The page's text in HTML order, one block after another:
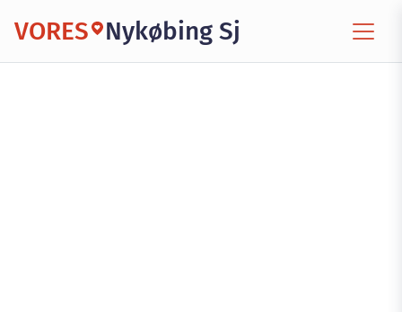
VORES Nykøbing Sj